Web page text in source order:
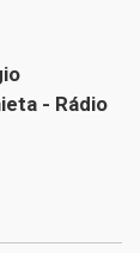
- Rádio